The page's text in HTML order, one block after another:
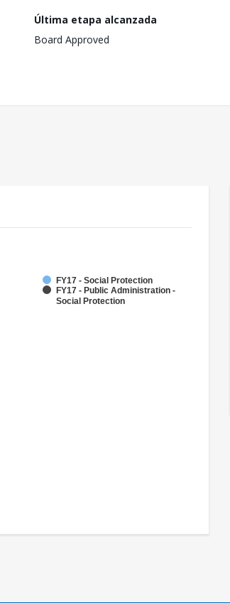
Última etapa alcanzada
Board Approved
FY17 - Social Protection
FY17 - Public Administration -
Social Protection